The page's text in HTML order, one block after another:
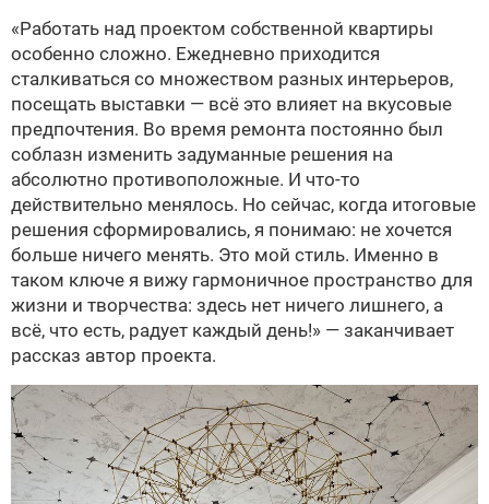
«Работать над проектом собственной квартиры
особенно сложно. Ежедневно приходится
сталкиваться со множеством разных интерьеров,
посещать выставки — всё это влияет на вкусовые
предпочтения. Во время ремонта постоянно был
соблазн изменить задуманные решения на
абсолютно противоположные. И что-то
действительно менялось. Но сейчас, когда итоговые
решения сформировались, я понимаю: не хочется
больше ничего менять. Это мой стиль. Именно в
таком ключе я вижу гармоничное пространство для
жизни и творчества: здесь нет ничего лишнего, а
всё, что есть, радует каждый день!» — заканчивает
рассказ автор проекта.